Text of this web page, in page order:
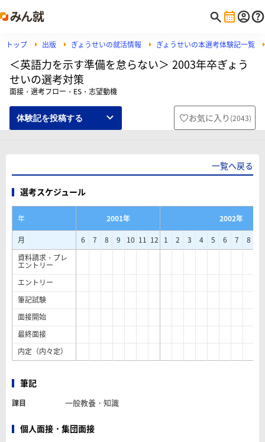
トップ 出版 ぎょうせいの就活情報 ぎょうせいの本選考体験記一覧
＜英語力を示す準備を怠らない＞ 2003年卒ぎょう
せいの選考対策
面接・選考フロー・ES・志望動機
体験記を投稿する お気に入り (2043)
一覧へ戻る
選考スケジュール
年 2001年
2002年
月
6 7 8 9 10 11 12 1 2 3 4 5 6 7 8
資料請求・プレ
エントリー
エントリー
筆記試験
面接開始
最終面接
内定（内々定）
筆記
課目 一般教養・知識
個人面接・集団面接